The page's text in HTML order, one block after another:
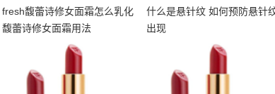
fresh馥蕾诗修女面霜怎么乳化
馥蕾诗修女面霜用法
什么是悬针纹 如何预防悬针
出现
冬天干夏天油怎么护肤 冬
兰蔻菁纯面霜成分 兰蔻菁